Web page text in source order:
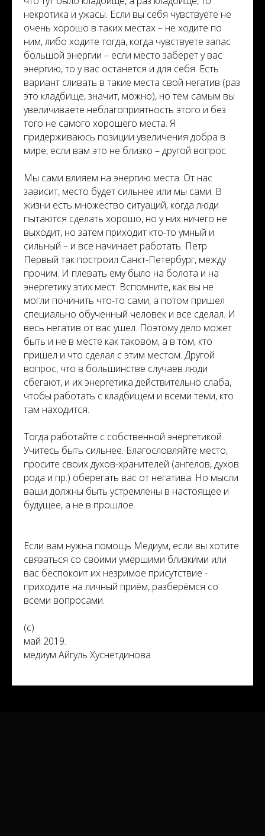
некротика и ужасы. Если вы себя чувствуете не
очень хорошо в таких местах – не ходите по
ним, либо ходите тогда, когда чувствуете запас
большой энергии – если место заберет у вас
энергию, то у вас останется и для себя. Есть
вариант сливать в такие места свой негатив (раз
это кладбище, значит, можно), но тем самым вы
увеличиваете неблагоприятность этого и без
того не самого хорошего места. Я
придерживаюсь позиции увеличения добра в
мире, если вам это не близко – другой вопрос.
Мы сами влияем на энергию места. От нас
зависит, место будет сильнее или мы сами. В
жизни есть множество ситуаций, когда люди
пытаются сделать хорошо, но у них ничего не
выходит, но затем приходит кто-то умный и
сильный – и все начинает работать. Петр
Первый так построил Санкт-Петербург, между
прочим. И плевать ему было на болота и на
энергетику этих мест. Вспомните, как вы не
могли починить что-то сами, а потом пришел
специально обученный человек и все сделал. И
весь негатив от вас ушел. Поэтому дело может
быть и не в месте как таковом, а в том, кто
пришел и что сделал с этим местом. Другой
вопрос, что в большинстве случаев люди
сбегают, и их энергетика действительно слаба,
чтобы работать с кладбищем и всеми теми, кто
там находится.
Тогда работайте с собственной энергетикой.
Учитесь быть сильнее. Благословляйте место,
просите своих духов-хранителей (ангелов, духов
рода и пр.) оберегать вас от негатива. Но мысли
ваши должны быть устремлены в настоящее и
будущее, а не в прошлое.
Если вам нужна помощь Медиум, если вы хотите
связаться со своими умершими близкими или
вас беспокоит их незримое присутствие -
приходите на личный приём, разберёмся со
всеми вопросами.
(с)
май 2019.
медиум Айгуль Хуснетдинова